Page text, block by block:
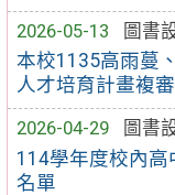
2026-05-13
圖書
本校1135高雨蔓
人才培育計畫複審
2026-04-29
圖書
114學年度校內
名單